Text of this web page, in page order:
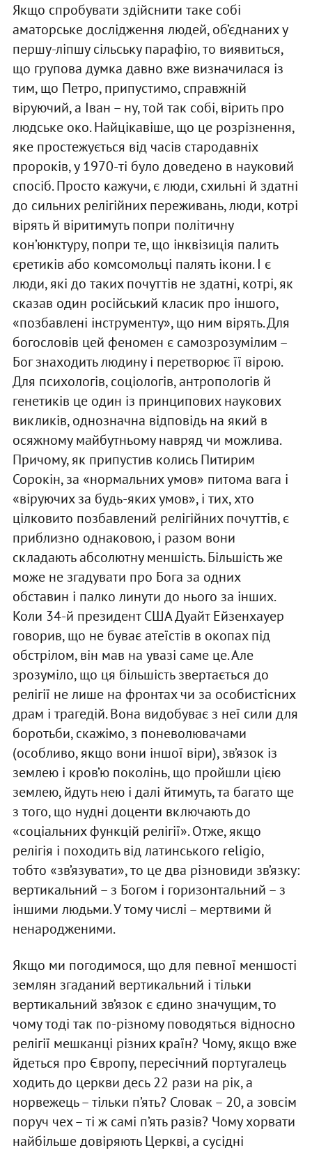
Якщо спробувати здійснити таке собі
аматорське дослідження людей, об’єднаних у
першу-ліпшу сільську парафію, то виявиться,
що групова думка давно вже визначилася із
тим, що Петро, припустимо, справжній
віруючий, а Іван – ну, той так собі, вірить про
людське око. Найцікавіше, що це розрізнення,
яке простежується від часів стародавніх
пророків, у 1970-ті було доведено в науковий
спосіб. Просто кажучи, є люди, схильні й здатні
до сильних релігійних переживань, люди, котрі
вірять й віритимуть попри політичну
кон’юнктуру, попри те, що інквізиція палить
єретиків або комсомольці палять ікони. І є
люди, які до таких почуттів не здатні, котрі, як
сказав один російський класик про іншого,
«позбавлені інструменту», що ним вірять. Для
богословів цей феномен є самозрозумілим –
Бог знаходить людину і перетворює її вірою.
Для психологів, соціологів, антропологів й
генетиків це один із принципових наукових
викликів, однозначна відповідь на який в
осяжному майбутньому навряд чи можлива.
Причому, як припустив колись Питирим
Сорокін, за «нормальних умов» питома вага і
«віруючих за будь-яких умов», і тих, хто
цілковито позбавлений релігійних почуттів, є
приблизно однаковою, і разом вони
складають абсолютну меншість. Більшість же
може не згадувати про Бога за одних
обставин і палко линути до нього за інших.
Коли 34-й президент США Дуайт Ейзенхауер
говорив, що не буває атеїстів в окопах під
обстрілом, він мав на увазі саме це. Але
зрозуміло, що ця більшість звертається до
релігії не лише на фронтах чи за особистісних
драм і трагедій. Вона видобуває з неї сили для
боротьби, скажімо, з поневолювачами
(особливо, якщо вони іншої віри), зв’язок із
землею і кров’ю поколінь, що пройшли цією
землею, йдуть нею і далі йтимуть, та багато ще
з того, що нудні доценти включають до
«соціальних функцій релігії». Отже, якщо
релігія і походить від латинського religio,
тобто «зв’язувати», то це два різновиди зв’язку:
вертикальний – з Богом і горизонтальний – з
іншими людьми. У тому числі – мертвими й
ненародженими.
Якщо ми погодимося, що для певної меншості
землян згаданий вертикальний і тільки
вертикальний зв’язок є єдино значущим, то
чому тоді так по-різному поводяться відносно
релігії мешканці різних країн? Чому, якщо вже
йдеться про Європу, пересічний португалець
ходить до церкви десь 22 рази на рік, а
норвежець – тільки п’ять? Словак – 20, а зовсім
поруч чех – ті ж самі п’ять разів? Чому хорвати
найбільше довіряють Церкві, а сусідні